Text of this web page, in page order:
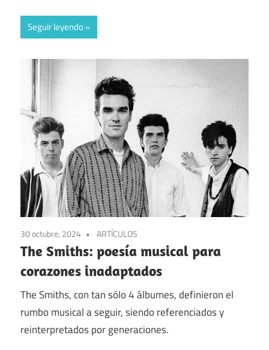
Seguir leyendo
30 octubre, 2024 ARTÍCULOS
The Smiths: poesía musical para
corazones inadaptados
The Smiths, con tan sólo 4 álbumes, definieron el
rumbo musical a seguir, siendo referenciados y
reinterpretados por generaciones.